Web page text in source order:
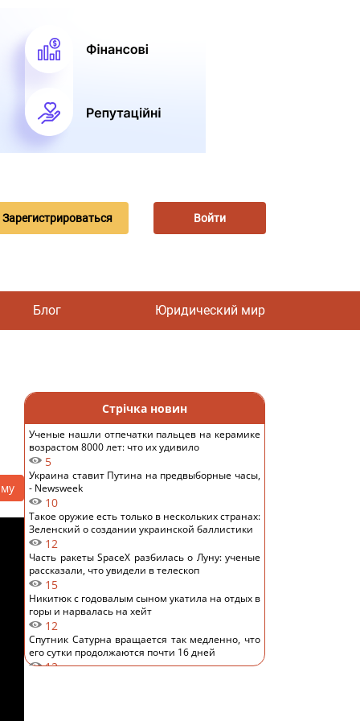
Зарегистрироваться Войти
Блог Юридический мир
Стрічка новин
Ученые нашли отпечатки пальцев на керамике
возрастом 8000 лет: что их удивило
5
Украина ставит Путина на предвыборные часы,
- Newsweek
10
Такое оружие есть только в нескольких странах:
Зеленский о создании украинской баллистики
12
Часть ракеты SpaceX разбилась о Луну: ученые
рассказали, что увидели в телескоп
15
Никитюк с годовалым сыном укатила на отдых в
горы и нарвалась на хейт
12
Спутник Сатурна вращается так медленно, что
его сутки продолжаются почти 16 дней
12